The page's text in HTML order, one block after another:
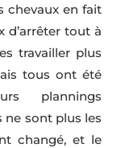
chevaux en fait
d’arrêter tout à
travailler plus
tous ont été
plannings
ne sont plus les
changé, et le